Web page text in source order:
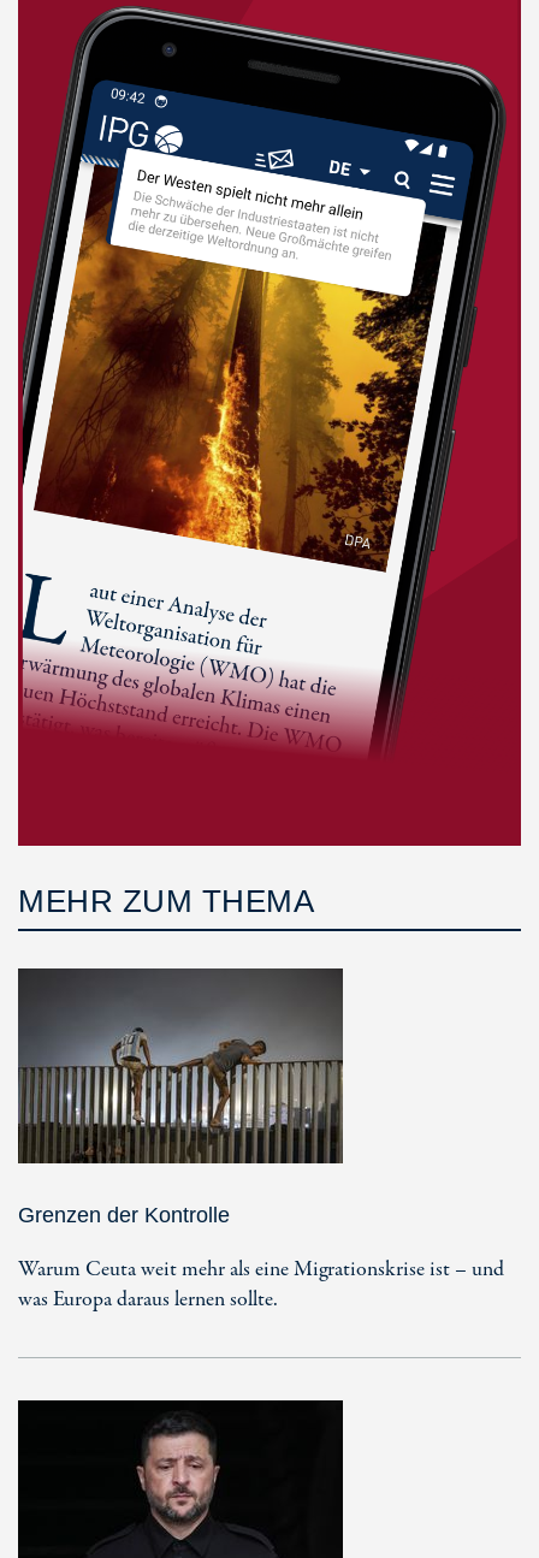
MEHR ZUM THEMA
Grenzen der Kontrolle
Warum Ceuta weit mehr als eine Migrationskrise ist – und
was Europa daraus lernen sollte.